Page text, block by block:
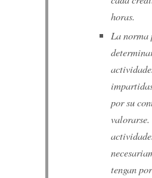
horas.
La norma
por su
valorarse.
tengan